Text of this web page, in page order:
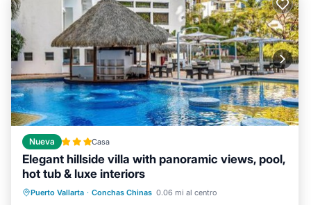
Nueva Casa
Elegant hillside villa with panoramic views, pool,
hot tub & luxe interiors
Puerto Vallarta · Conchas Chinas 0.06 mi al centro
Frente al mar
Bañera de hidromasaje
Spa
Piscina